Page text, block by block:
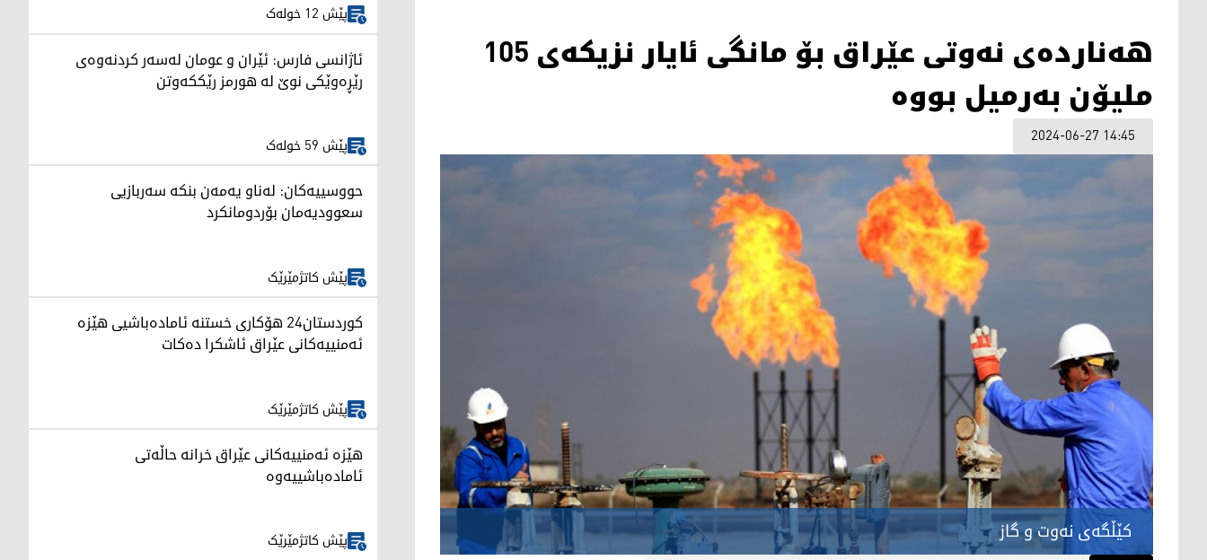
هەناردەی نەوتی عێراق بۆ مانگی ئایار نزیکەی 105
ملیۆن بەرمیل بووە
2024-06-27 14:45
کێڵگەی نەوت و گاز
پێش 12 خولەک
ئاژانسی فارس: ئێران و عومان لەسەر کردنەوەی
رێڕەوێکی نوێ لە هورمز رێککەوتن
پێش 59 خولەک
حووسییەکان: لەناو یەمەن بنکە سەربازیی
سعوودیەمان بۆردومانکرد
پێش کاتژمێرێک
کوردستان24 هۆکاری خستنە ئامادەباشیی هێزە
ئەمنییەکانی عێراق ئاشکرا دەکات
پێش کاتژمێرێک
هێزە ئەمنییەکانی عێراق خرانە حاڵەتی
ئامادەباشییەوە
پێش کاتژمێرێک